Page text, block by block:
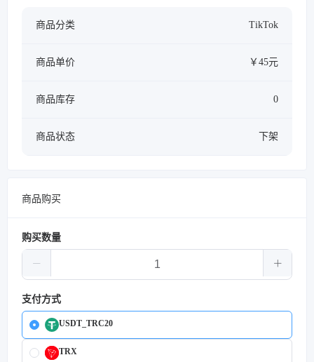
商品分类 TikTok
商品单价 ￥45元
商品库存 0
商品状态 下架
商品购买
购买数量
支付方式
USDT_TRC20
TRX